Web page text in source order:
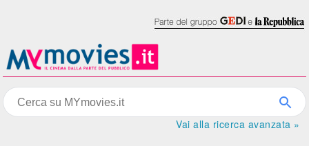
Vai alla ricerca avanzata »